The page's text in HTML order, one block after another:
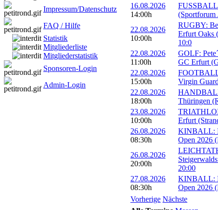
Impressum/Datenschutz
FAQ / Hilfe
Statistik
Mitgliederliste
Mitgliederstatistik
Sponsoren-Login
Admin-Login
16.08.2026
14:00h
(Sportforum
22.08.2026
10:00h
RUGBY:
Erfurt Oaks
10:0
22.08.2026
11:00h
GOLF:
GC Erfurt
22.08.2026
15:00h
Virgin
22.08.2026
18:00h
Thüringen
23.08.2026
10:00h
Erfurt
26.08.2026
08:30h
KINBALL:
Open 2026
26.08.2026
20:00h
20:00
27.08.2026
08:30h
KINBALL:
Open 2026
Vorherige Nächste